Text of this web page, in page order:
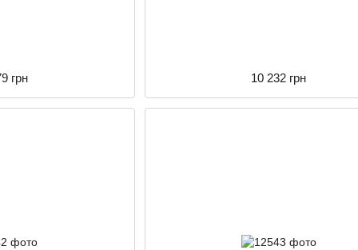
грн 10 232 грн